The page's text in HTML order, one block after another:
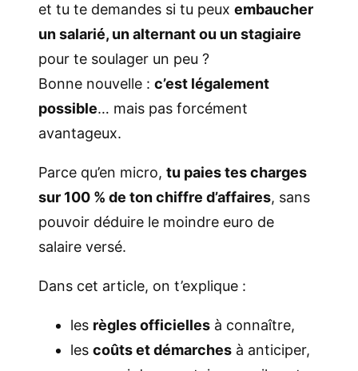
et tu te demandes si tu peux embaucher
un salarié, un alternant ou un stagiaire
pour te soulager un peu ?
Bonne nouvelle : c’est légalement
possible… mais pas forcément
avantageux.
Parce qu’en micro, tu paies tes charges
sur 100 % de ton chiffre d’affaires, sans
pouvoir déduire le moindre euro de
salaire versé.
Dans cet article, on t’explique :
les règles officielles à connaître,
les coûts et démarches à anticiper,